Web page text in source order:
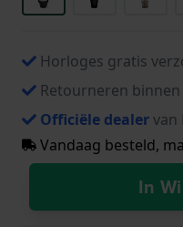
Horloges gratis
Retourneren binnen
Officiële dealervan
Vandaag besteld,
In